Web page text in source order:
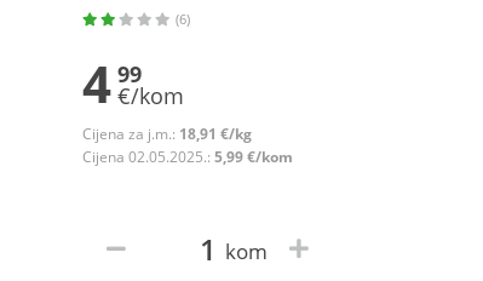
(6)
4 99
€/kom
Cijena za j.m.: 18,91 €/kg
Cijena 02.05.2025.: 5,99 €/kom
kom